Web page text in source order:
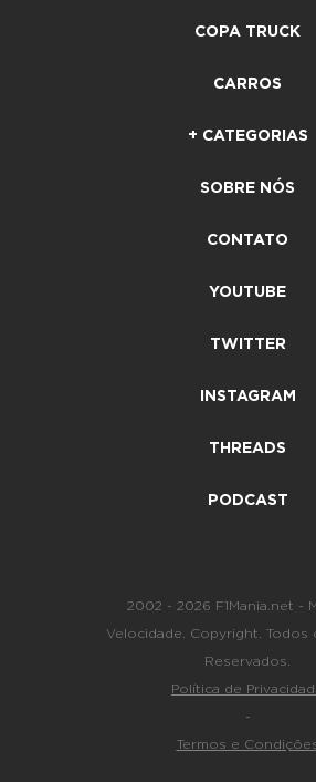
COPA TRUCK
CARROS
+ CATEGORIAS
SOBRE NÓS
CONTATO
YOUTUBE
TWITTER
INSTAGRAM
THREADS
PODCAST
2002 - 2026 F1Mania.net -
Velocidade. Copyright. Todos
Reservados.
Política de
-
Termos e